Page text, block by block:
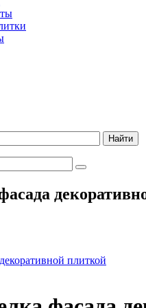
Найти
плиткой